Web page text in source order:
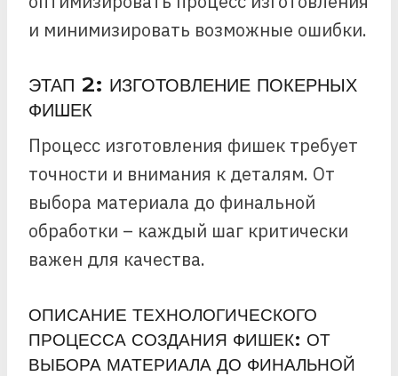
и минимизировать возможные ошибки.
ЭТАП 2: ИЗГОТОВЛЕНИЕ ПОКЕРНЫХ
ФИШЕК
Процесс изготовления фишек требует
точности и внимания к деталям. От
выбора материала до финальной
обработки – каждый шаг критически
важен для качества.
ОПИСАНИЕ ТЕХНОЛОГИЧЕСКОГО
ПРОЦЕССА СОЗДАНИЯ ФИШЕК: ОТ
ВЫБОРА МАТЕРИАЛА ДО ФИНАЛЬНОЙ